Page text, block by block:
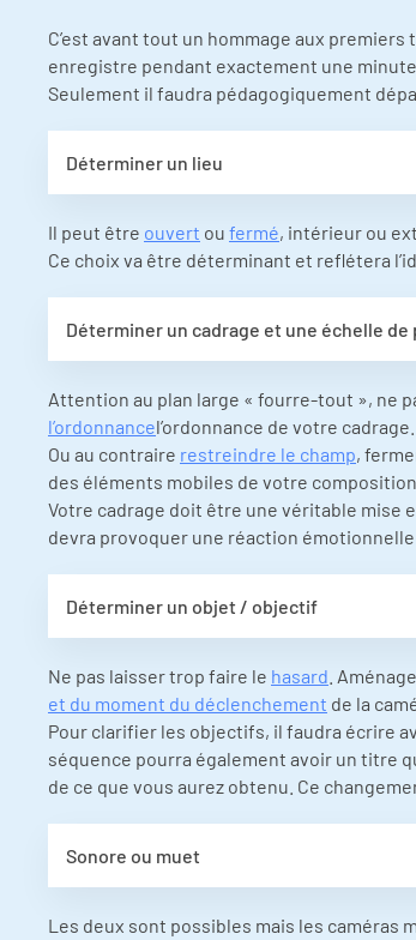
C’est avant tout un hommage aux
enregistre pendant exactement une
Seulement il faudra pédagogiquement
Déterminer un lieu
Il peut être ouvert ou fermé, intérieur ou
Ce choix va être déterminant et reflétera
Déterminer un cadrage et une échelle de
Attention au plan large « fourre-tout », ne
l’ordonnancel’ordonnance de votre cadrage.
Ou au contraire restreindre le champ,
des éléments mobiles de votre
Votre cadrage doit être une véritable mise
devra provoquer une réaction
Déterminer un objet / objectif
Ne pas laisser trop faire le hasard .
et du moment du déclenchement de la
Pour clarifier les objectifs, il faudra écrire
séquence pourra également avoir un titre
de ce que vous aurez obtenu. Ce
Sonore ou muet
Les deux sont possibles mais les caméras